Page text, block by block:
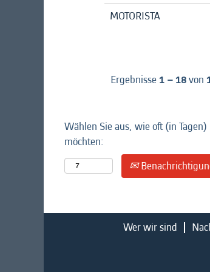
MOTORISTA
Ergebnisse1 – 18von
Wählen Sie aus, wie oft (in
möchten:
Wer wir sind